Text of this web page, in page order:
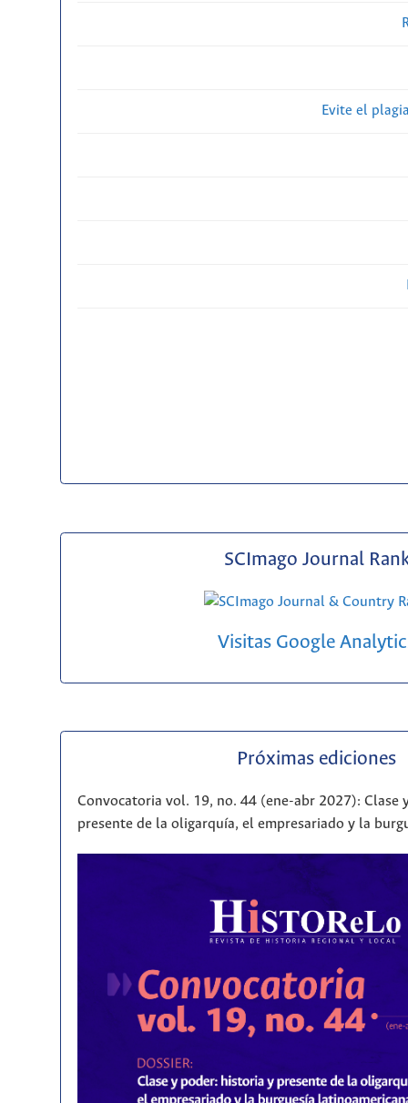
Evite el
SCImago Journal
Visitas Google
Próximas ediciones
Convocatoria vol. 19, no. 44 (ene-abr 2027): Clase
presente de la oligarquía, el empresariado y la